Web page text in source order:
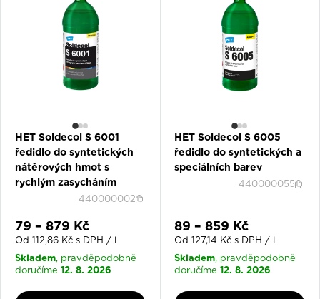
HET Soldecol S 6001
ředidlo do syntetických
nátěrových hmot s
rychlým zasycháním
440000002
Slevová cena
79 – 879 Kč
Od 112,86 Kč s DPH / l
Skladem, pravděpodobně
doručíme 12. 8. 2026
HET Soldecol S 6005
ředidlo do syntetických a
speciálních barev
440000055
Slevová cena
89 – 859 Kč
Od 127,14 Kč s DPH / l
Skladem, pravděpodobně
doručíme 12. 8. 2026